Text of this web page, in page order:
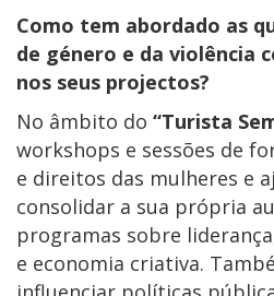
Como tem abordado as
de género e da violência
nos seus projectos?
No âmbito do “Turista
workshops e sessões de
e direitos das mulheres e
consolidar a sua própria
programas sobre
e economia criativa.